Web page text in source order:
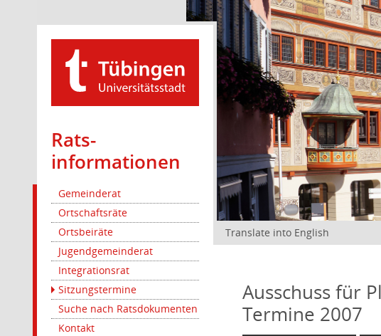
Rats­
informationen
Gemeinderat
Ortschaftsräte
Ortsbeiräte
Jugendgemeinderat
Integrationsrat
Sitzungstermine
Suche nach Ratsdokumenten
Kontakt
Translate into English
Ausschuss für
Termine 2007